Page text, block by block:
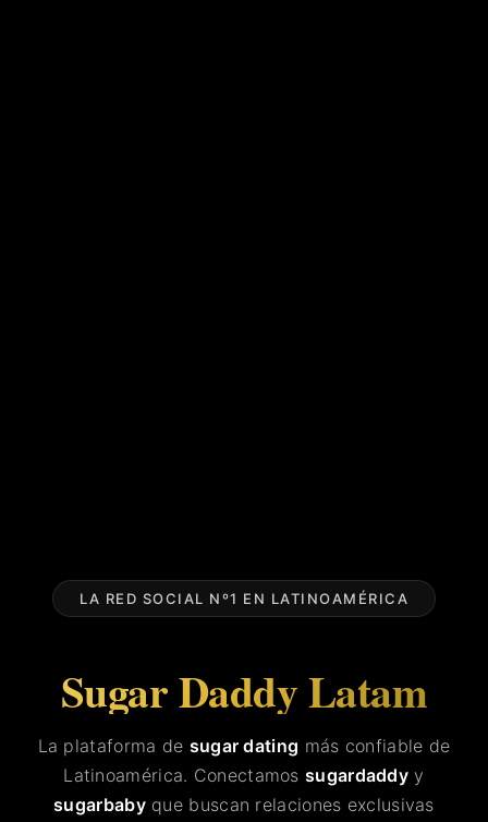
LA RED SOCIAL Nº1 EN LATINOAMÉRICA
Sugar Daddy Latam
La plataforma de sugar dating más confiable de
Latinoamérica. Conectamossugardaddy y
sugarbabyque buscan relaciones exclusivas